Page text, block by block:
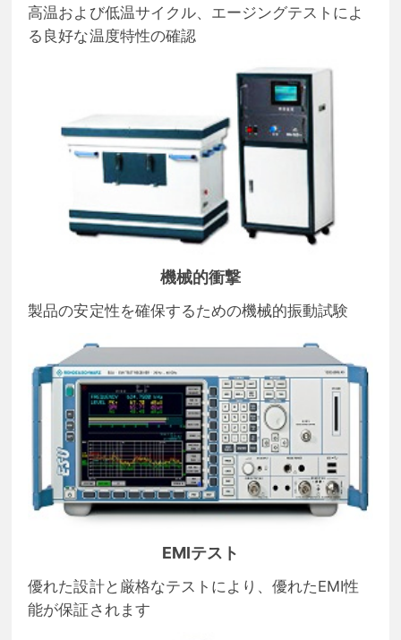
高温および低温サイクル、エージングテストによ
る良好な温度特性の確認
機械的衝撃
製品の安定性を確保するための機械的振動試験
EMIテスト
優れた設計と厳格なテストにより、優れたEMI性
能が保証されます